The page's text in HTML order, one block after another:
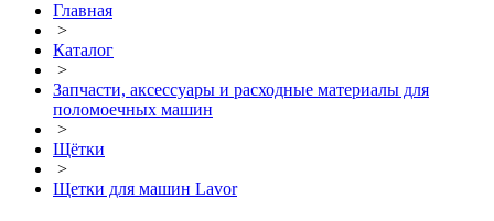
Главная
>
Каталог
>
Запчасти, аксессуары и расходные материалы для
поломоечных машин
>
Щётки
>
Щетки для машин Lavor